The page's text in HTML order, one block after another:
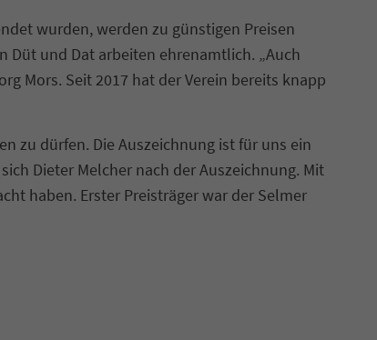
wurden, werden zu günstigen Preisen
Düt und Dat arbeiten ehrenamtlich. „Auch
Mors. Seit 2017 hat der Verein bereits knapp
zu dürfen. Die Auszeichnung ist für uns ein
Dieter Melcher nach der Auszeichnung. Mit
haben. Erster Preisträger war der Selmer